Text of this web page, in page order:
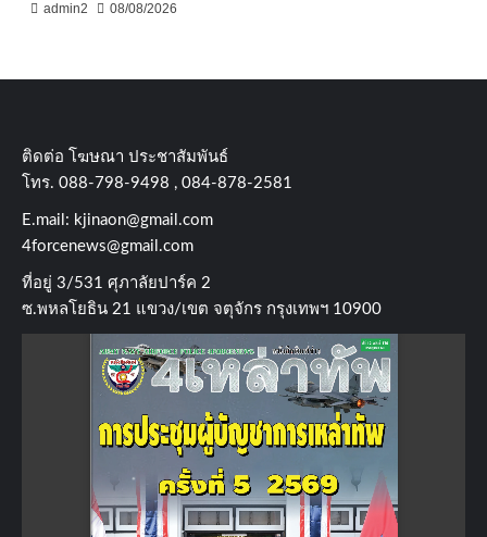
admin2 08/08/2026
ติดต่อ​ โฆษณา​ ประชาสัมพันธ์
โทร​. 088-798-9498 , 084-878-2581
E.mail: kjinaon@gmail.com
4forcenews@gmail.com
ที่อยู่​ 3/531​ ศุภาลัยปาร์ค​ 2
ซ.พหลโยธิน​ 21​ แขวง/เขต​ จตุจักร​ กรุงเทพฯ 10900